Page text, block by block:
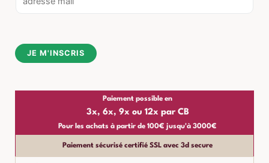
m
l
JE M'INSCRIS
Paiement possible en
3x, 6x, 9x ou 12x par CB
Pour les achats à partir de 100€ jusqu'à 3000€
Paiement sécurisé certifié SSL avec 3d secure